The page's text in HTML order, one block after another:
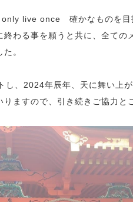
live once 確かなものを目
わる事を願うと共に、全ての
。
、2024年辰年、天に舞い上が
ますので、引き続きご協力と